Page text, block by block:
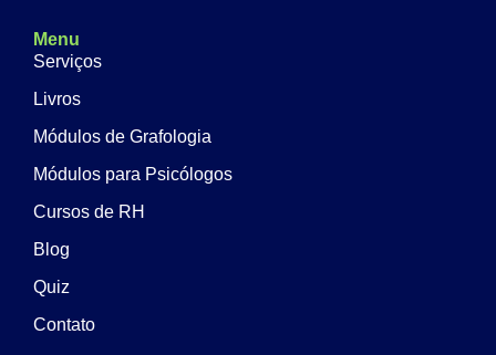
Menu
Serviços
Livros
Módulos de Grafologia
Módulos para Psicólogos
Cursos de RH
Blog
Quiz
Contato